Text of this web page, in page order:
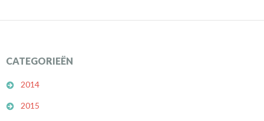
CATEGORIEËN
2014
2015